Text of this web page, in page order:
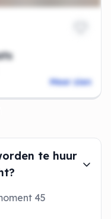
Meer zien
te huur
45